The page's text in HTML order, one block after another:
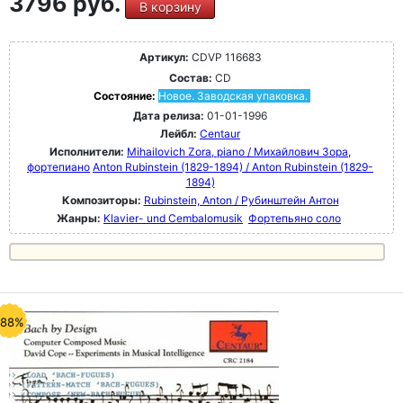
В корзину
Артикул: CDVP 116683
Состав: CD
Состояние: Новое. Заводская упаковка.
Дата релиза: 01-01-1996
Лейбл: Centaur
Исполнители: Mihailovich Zora, piano / Михайлович Зора,
фортепиано Anton Rubinstein (1829-1894) / Anton Rubinstein (1829-
1894)
Композиторы: Rubinstein, Anton / Рубинштейн Антон
Жанры: Klavier- und Cembalomusik Фортепьяно соло